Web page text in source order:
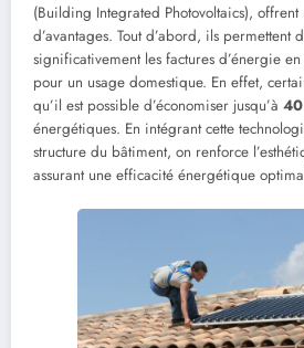
(Building Integrated Photovoltaics),
d’avantages. Tout d’abord, ils permettent
significativement les factures d’énergie
pour un usage domestique. En effet,
qu’il est possible d’économiser jusqu’à
énergétiques. En intégrant cette
structure du bâtiment, on renforce
assurant une efficacité énergétique